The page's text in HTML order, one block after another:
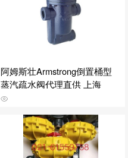
阿姆斯壮Armstrong倒置桶型
蒸汽疏水阀代理直供 上海